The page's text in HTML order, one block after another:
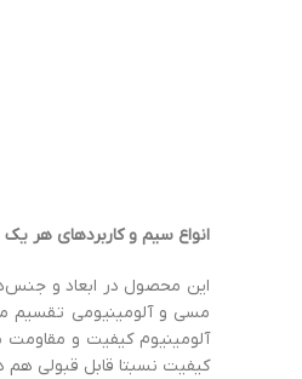
انواع سیم و کاربردهای هر یک
این محصول در ابعاد و
مسی و آلومینیومی
آلومینیوم کیفیت و مقاومت
کیفیت نسبتا قابل قبولی هم